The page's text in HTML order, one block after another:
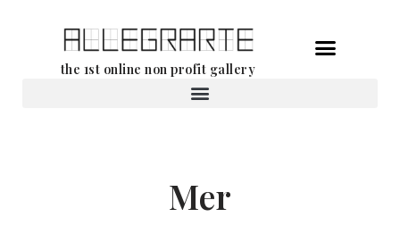
the 1st online non profit gallery
Mer